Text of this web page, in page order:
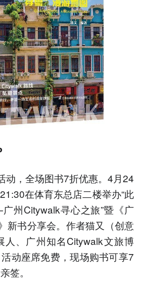
动，全场图书7折优惠。4月24
在体育东总店二楼举办“此
州Citywalk寻心之旅”暨《广
新书分享会。作者猫又（创意
人、广州知名Citywalk文旅博
动座席免费，现场购书可享7
签。